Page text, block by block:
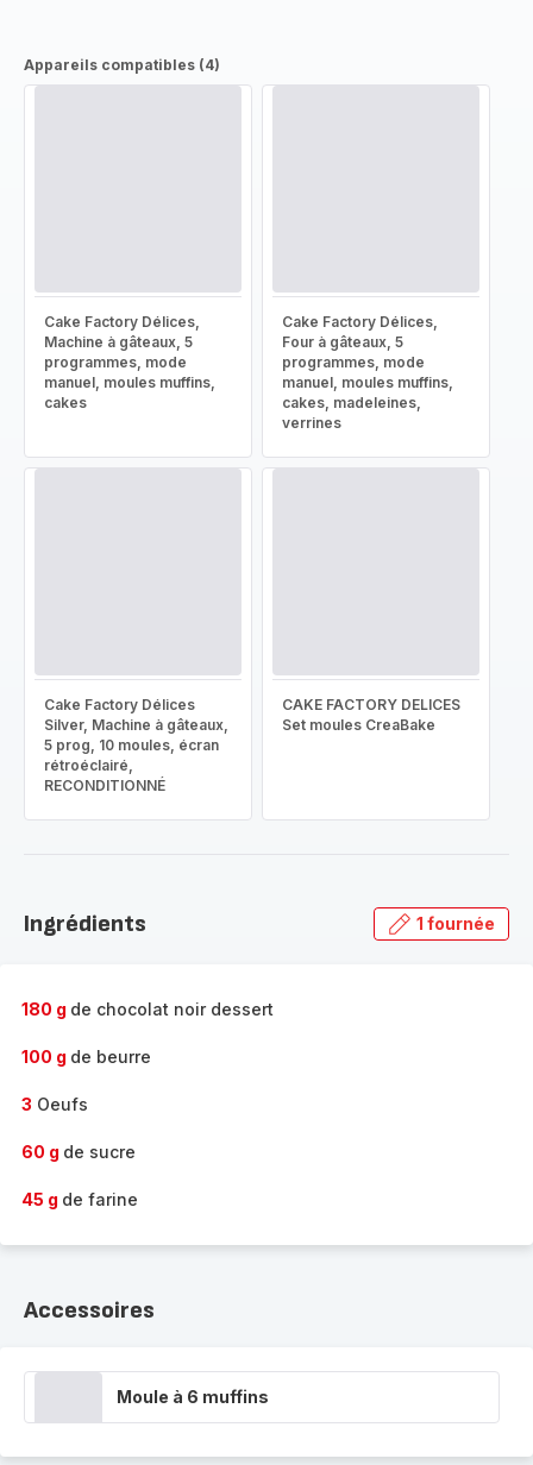
Appareils compatibles (4)
Cake Factory Délices,
Machine à gâteaux, 5
programmes, mode
manuel, moules muffins,
cakes
Cake Factory Délices,
Four à gâteaux, 5
programmes, mode
manuel, moules muffins,
cakes, madeleines,
verrines
Cake Factory Délices
Silver, Machine à gâteaux,
5 prog, 10 moules, écran
rétroéclairé,
RECONDITIONNÉ
CAKE FACTORY DELICES
Set moules CreaBake
Ingrédients 1 fournée
180 g de chocolat noir dessert
100 g de beurre
3 Oeufs
60 g de sucre
45 g de farine
Accessoires
Moule à 6 muffins